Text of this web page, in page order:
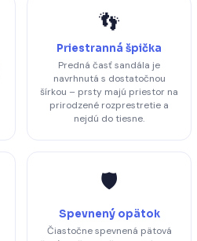
👣
Priestranná špička
Predná časť sandála je
navrhnutá s dostatočnou
šírkou – prsty majú priestor na
prirodzené rozprestretie a
nejdú do tiesne.
🛡️
Spevnený opätok
Čiastočne spevnená pätová